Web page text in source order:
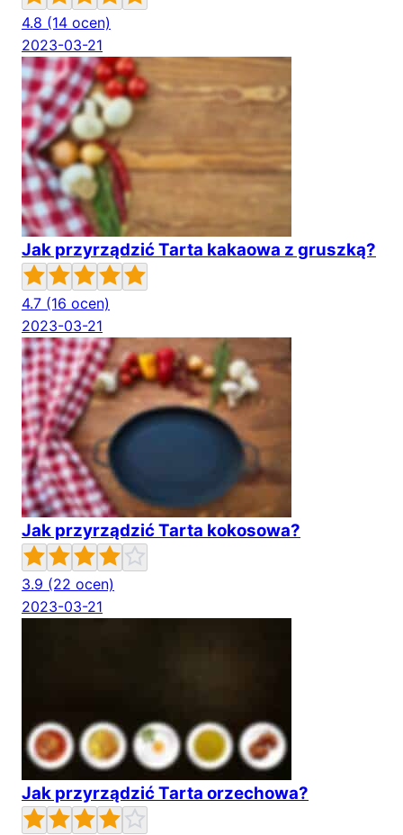
4.8 (14 ocen)
2023-03-21
Jak przyrządzić Tarta kakaowa z gruszką?
4.7 (16 ocen)
2023-03-21
Jak przyrządzić Tarta kokosowa?
3.9 (22 ocen)
2023-03-21
Jak przyrządzić Tarta orzechowa?